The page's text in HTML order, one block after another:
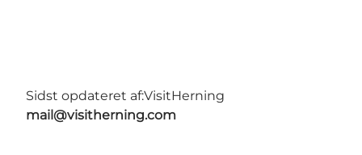
Sidst opdateret af:VisitHerning
mail@visitherning.com